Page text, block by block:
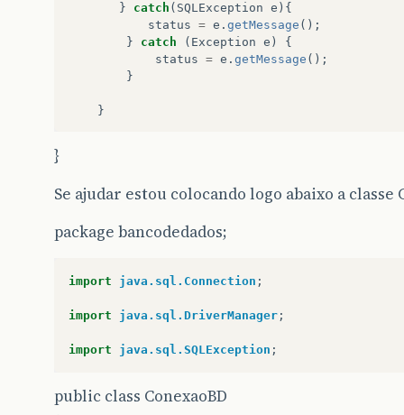
}
catch ( SQLException e ){
status = e . getMessage ();
}
catch ( Exception e )
{
status = e . getMessage ();
}
}
}
Se ajudar estou colocando logo abaixo a classe
package bancodedados;
import java.sql.Connection ;
import java.sql.DriverManager ;
import java.sql.SQLException ;
public class ConexaoBD